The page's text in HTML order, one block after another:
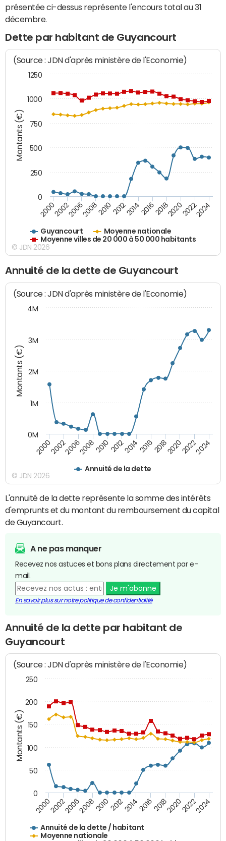
présentée ci-dessus représente l'encours total au 31
décembre.
Dette par habitant de Guyancourt
Montants (€)
(Source : JDN d'après ministère de l'Economie)
Guyancourt
Moyenne nationale
Moyenne villes de 20 000 à 50 000 habitants
200020022006200820102012201420162018202020222024
0
250
500
750
1000
1250
© JDN 2026
Annuité de la dette de Guyancourt
Montants (€)
(Source : JDN d'après ministère de l'Economie)
Annuité de la dette
20002002200620082010 2012201420162018202020222024
0M
1M
2M
3M
4M
© JDN 2026
L'annuité de la dette représente la somme des intérêts
d'emprunts et du montant du remboursement du capital
de Guyancourt.
A ne pas manquer
Recevez nos astuces et bons plans directement par e-
mail.
Je m'abonne
En savoir plus sur notre politique de confidentialité
Annuité de la dette par habitant de
Guyancourt
Montants (€)
(Source : JDN d'après ministère de l'Economie)
Annuité de la dette / habitant
Moyenne nationale
200020022006200820102012201420162018202020222024
0
50
100
150
200
250